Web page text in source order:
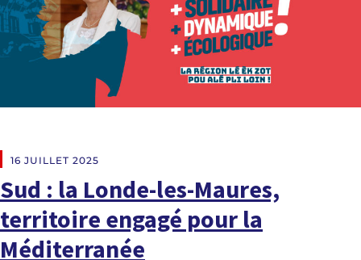
16 JUILLET 2025
Sud : la Londe-les-Maures,
territoire engagé pour la
Méditerranée